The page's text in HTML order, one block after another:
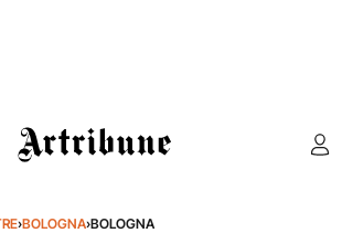
Artribune
›BOLOGNA›BOLOGNA